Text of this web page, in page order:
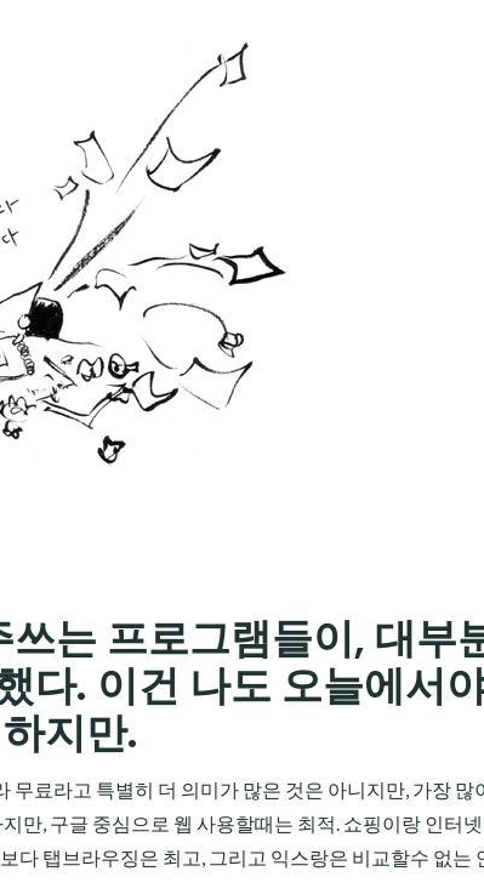
는 프로그램들이, 대부
다. 이건 나도 오늘에서
지만.
무료라고 특별히 더 의미가 많은 것은 아니지만, 가장 많
만, 구글 중심으로 웹 사용할때는 최적. 쇼핑이랑 인터
다 탭브라우징은 최고, 그리고 익스랑은 비교할수 없는